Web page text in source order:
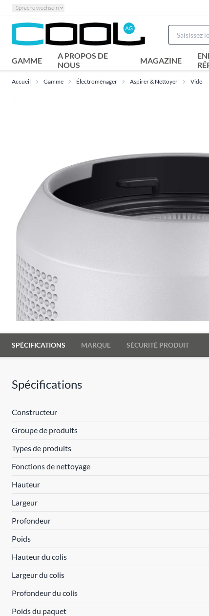
Sprache wechseln
GAMME
A PROPOS DE
NOUS
MAGAZINE
Accueil Gamme Électroménager Aspirer & Nettoyer Vide
SPÉCIFICATIONS MARQUE SÉCURITÉ PRODUIT
Spécifications
Constructeur
Groupe de produits
Types de produits
Fonctions de nettoyage
Hauteur
Largeur
Profondeur
Poids
Hauteur du colis
Largeur du colis
Profondeur du colis
Poids du paquet